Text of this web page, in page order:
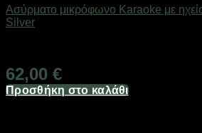
Ασύρματο μικρόφωνο Karaoke με
Silver
62,00 €
Προσθήκη στο καλάθι